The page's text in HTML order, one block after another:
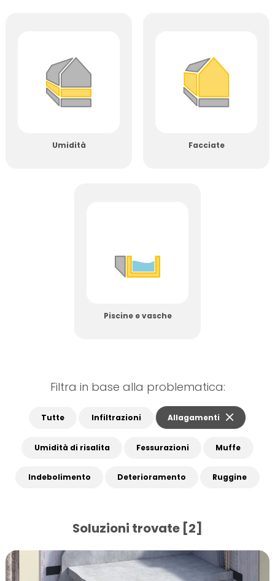
Umidità Facciate
Piscine e vasche
Filtra in base alla problematica:
Tutte Infiltrazioni Allagamenti
Umidità di risalita Fessurazioni Muffe
Indebolimento Deterioramento Ruggine
Soluzioni trovate [2]